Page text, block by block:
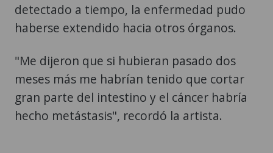
detectado a tiempo, la enfermedad pudo
haberse extendido hacia otros órganos.
"Me dijeron que si hubieran pasado dos
meses más me habrían tenido que cortar
gran parte del intestino y el cáncer habría
hecho metástasis", recordó la artista.